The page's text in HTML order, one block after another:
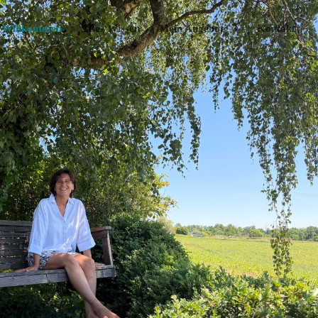
Willkommen Altes Wissen Mein Angebot Kontakt